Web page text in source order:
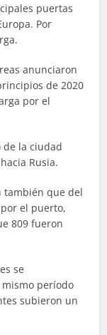
puertas
Por
anunciaron
de 2020
por el
de la ciudad
Rusia.
también que del
el puerto,
809 fueron
se
período
subieron un